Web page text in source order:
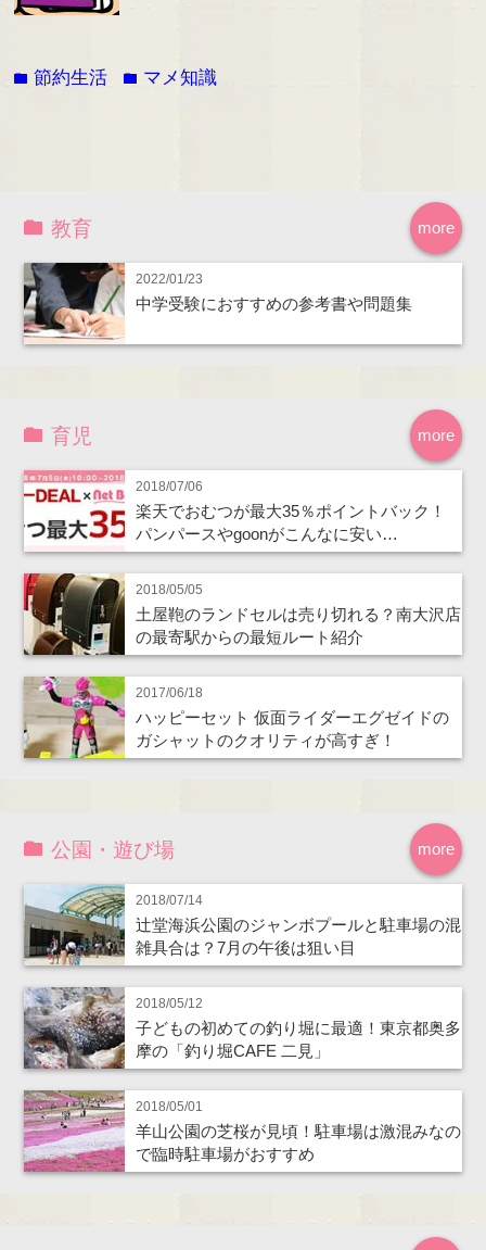
folder節約生活 folder マメ知識
more
教育
2022/01/23
中学受験におすすめの参考書や問題集
more
育児
2018/07/06
楽天でおむつが最大35％ポイントバック！
パンパースやgoonがこんなに安い…
2018/05/05
土屋鞄のランドセルは売り切れる？南大沢店
の最寄駅からの最短ルート紹介
2017/06/18
ハッピーセット 仮面ライダーエグゼイドの
ガシャットのクオリティが高すぎ！
more
公園・遊び場
2018/07/14
辻堂海浜公園のジャンボプールと駐車場の混
雑具合は？7月の午後は狙い目
2018/05/12
子どもの初めての釣り堀に最適！東京都奥多
摩の「釣り堀CAFE 二見」
2018/05/01
羊山公園の芝桜が見頃！駐車場は激混みなの
で臨時駐車場がおすすめ